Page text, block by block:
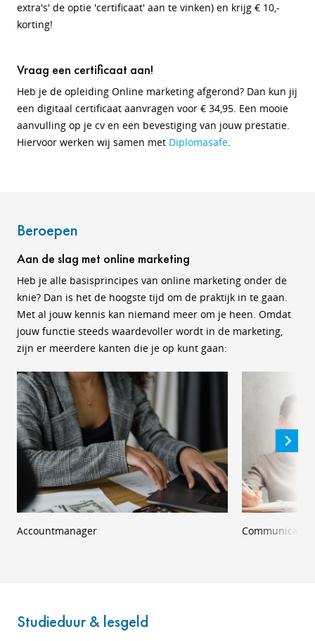
extra's' de optie 'certificaat' aan te vinken) en krijg € 10,-
korting!
Vraag een certificaat aan!
Heb je de opleiding Online marketing afgerond? Dan kun jij
een digitaal certificaat aanvragen voor € 34,95. Een mooie
aanvulling op je cv en een bevestiging van jouw prestatie.
Hiervoor werken wij samen met Diplomasafe.
Beroepen
Aan de slag met online marketing
Heb je alle basisprincipes van online marketing onder de
knie? Dan is het de hoogste tijd om de praktijk in te gaan.
Met al jouw kennis kan niemand meer om je heen. Omdat
jouw functie steeds waardevoller wordt in de marketing,
zijn er meerdere kanten die je op kunt gaan:
Accountmanager
Studieduur & lesgeld